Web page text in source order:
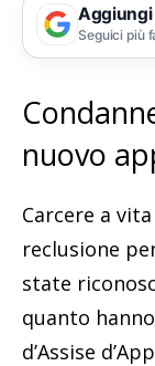
Aggiungi
Seguici più
nuovo
Carcere a
reclusione
state
quanto
d’Assise